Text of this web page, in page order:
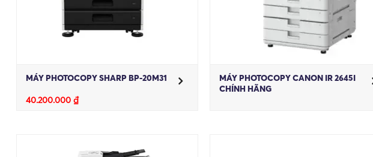
MÁY PHOTOCOPY SHARP BP-20M31
40.200.000 ₫
MÁY PHOTOCOPY CANON IR 2645I
CHÍNH HÃNG